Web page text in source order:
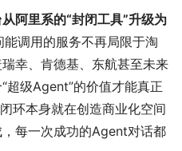
阿里系的“封闭工具”升级为
能调用的服务不再局限于淘
幸、肯德基、东航甚至未来
超级Agent”的价值才能真正
环本身就在创造商业化空间
每一次成功的Agent对话都